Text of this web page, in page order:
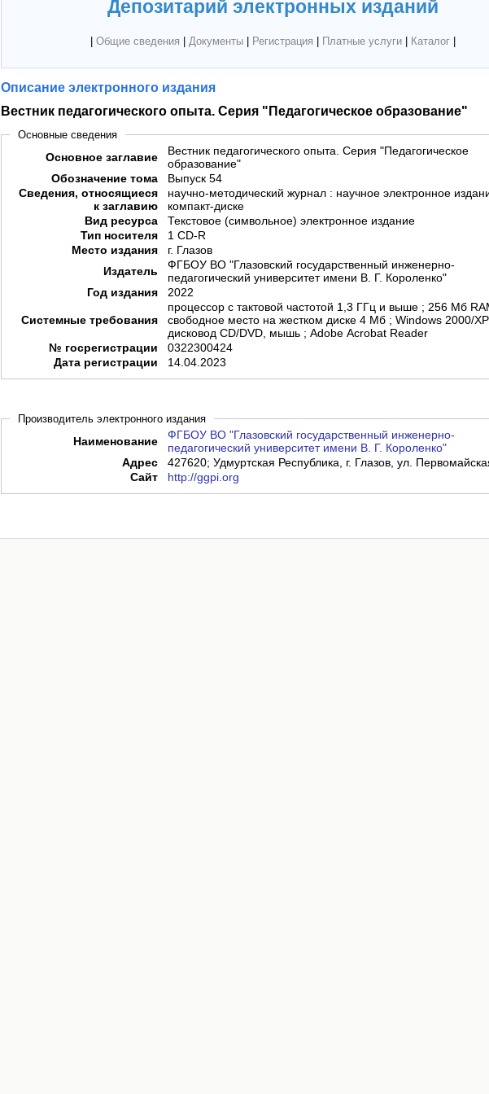
Депозитарий электронных изданий
Общие сведения Документы| Регистрация Платные услуги| Каталог|
Описание электронного издания
Вестник педагогического опыта. Серия "Педагогическое образование"
Основные сведения
Основное заглавие
Вестник педагогического опыта. Серия "Педагогическое
образование"
Обозначение тома
Выпуск 54
Сведения, относящиеся
к заглавию
научно-методический журнал : научное электронное
компакт-диске
Вид ресурса
Текстовое (символьное) электронное издание
Тип носителя
1 CD-R
Место издания
г. Глазов
Издатель
ФГБОУ ВО "Глазовский государственный инженерно-
педагогический университет имени В. Г. Короленко"
Год издания
2022
Системные требования
процессор с тактовой частотой 1,3 ГГц и выше ; 256 Мб
свободное место на жестком диске 4 Мб ; Windows 2000/
дисковод CD/DVD, мышь ; Adobe Acrobat Reader
№ госрегистрации
0322300424
Дата регистрации
14.04.2023
Производитель электронного издания
Наименование
ФГБОУ ВО "Глазовский государственный инженерно-
педагогический университет имени В. Г. Короленко"
Адрес
427620; Удмуртская Республика, г. Глазов, ул.
Сайт
http://ggpi.org